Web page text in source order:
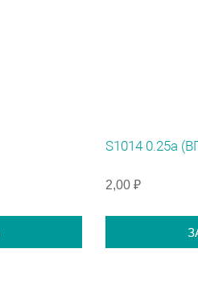
S1014 0.25а
2,00 ₽